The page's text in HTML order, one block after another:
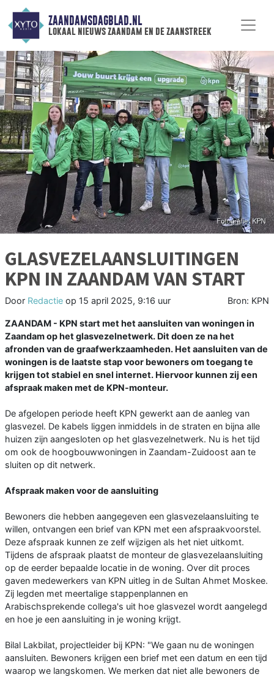
ZAANDAMSDAGBLAD.NL
lokaal nieuws zaandam en de zaanstreek
GLASVEZELAANSLUITINGEN
KPN IN ZAANDAM VAN START
Door Redactie op 15 april 2025, 9:16 uur Bron: KPN
ZAANDAM - KPN start met het aansluiten van woningen in
Zaandam op het glasvezelnetwerk. Dit doen ze na het
afronden van de graafwerkzaamheden. Het aansluiten van de
woningen is de laatste stap voor bewoners om toegang te
krijgen tot stabiel en snel internet. Hiervoor kunnen zij een
afspraak maken met de KPN-monteur.
De afgelopen periode heeft KPN gewerkt aan de aanleg van
glasvezel. De kabels liggen inmiddels in de straten en bijna alle
huizen zijn aangesloten op het glasvezelnetwerk. Nu is het tijd
om ook de hoogbouwwoningen in Zaandam-Zuidoost aan te
sluiten op dit netwerk.
Afspraak maken voor de aansluiting
Bewoners die hebben aangegeven een glasvezelaansluiting te
willen, ontvangen een brief van KPN met een afspraakvoorstel.
Deze afspraak kunnen ze zelf wijzigen als het niet uitkomt.
Tijdens de afspraak plaatst de monteur de glasvezelaansluiting
op de eerder bepaalde locatie in de woning. Over dit proces
gaven medewerkers van KPN uitleg in de Sultan Ahmet Moskee.
Zij legden met meertalige stappenplannen en
Arabischsprekende collega's uit hoe glasvezel wordt aangelegd
en hoe je een aansluiting in je woning krijgt.
Bilal Lakbilat, projectleider bij KPN: "We gaan nu de woningen
aansluiten. Bewoners krijgen een brief met een datum en een tijd
waarop we langskomen. We merken dat niet alle bewoners de